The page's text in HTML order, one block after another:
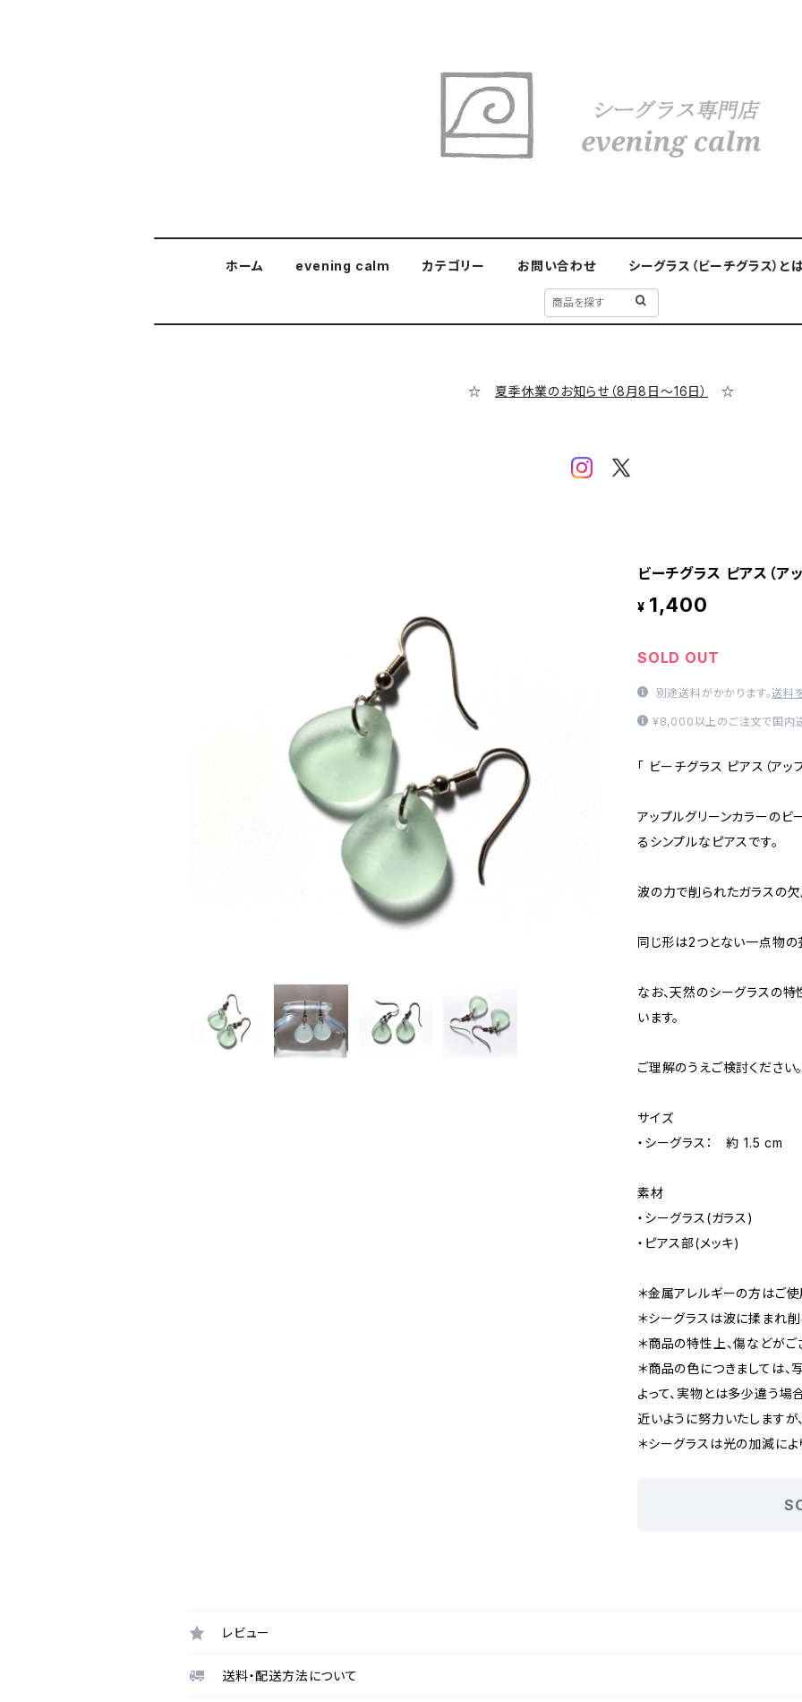
ホーム evening calm カテゴリー お問い合わせ シーグラス（ビーチグラス）と
☆ 夏季休業のお知らせ（8月8日～16日） ☆
ビーチグラス ピアス（ア
¥ 1,400
SOLD OUT
別途送料がかかります。送料
¥8,000以上のご注文で国内
「 ビーチグラス ピアス（アッ
アップルグリーンカラーの
るシンプルなピアスです。
波の力で削られたガラスの欠
同じ形は2つとない一点物の
なお、天然のシーグラスの
います。
ご理解のうえご検討ください
サイズ
・シーグラス： 約 1.5 cm
素材
・シーグラス(ガラス)
・ピアス部(メッキ)
＊金属アレルギーの方はご使
＊シーグラスは波に揉まれ
＊商品の特性上、傷などがご
＊商品の色につきましては
よって、実物とは多少違う場
近いように努力いたしますが
＊シーグラスは光の加減に
レビュー
送料・配送方法について